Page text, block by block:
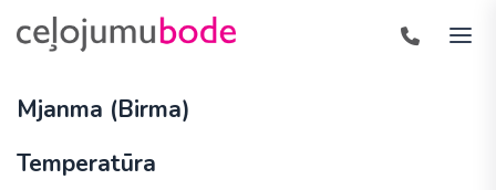
Mjanma (Birma)
Temperatūra